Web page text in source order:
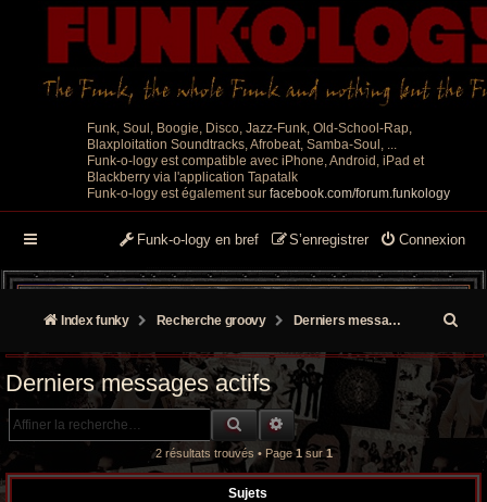
Funk, Soul, Boogie, Disco, Jazz-Funk, Old-School-Rap,
Blaxploitation Soundtracks, Afrobeat, Samba-Soul, ...
Funk-o-logy est compatible avec iPhone, Android, iPad et
Blackberry via l'application Tapatalk
Funk-o-logy est également sur facebook.com/forum.funkology
Connexion
S’enregistrer
Funk-o-logy en bref
Index funky Recherche groovy Derniers messages actifs
e
Derniers messages actifs
RECHERCHE GROOVY
RECHERCHE AVANCÉE
2 résultats trouvés • Page 1 sur 1
Sujets